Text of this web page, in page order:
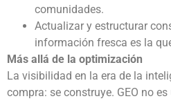
comunidades.
Actualizar y estructurar
información fresca es la
Más allá de la optimización
La visibilidad en la era de la
compra: se construye. GEO no